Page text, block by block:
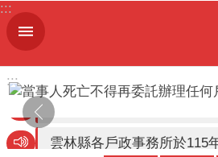
跳到主要內容區塊
進
階
尋
:::
:::